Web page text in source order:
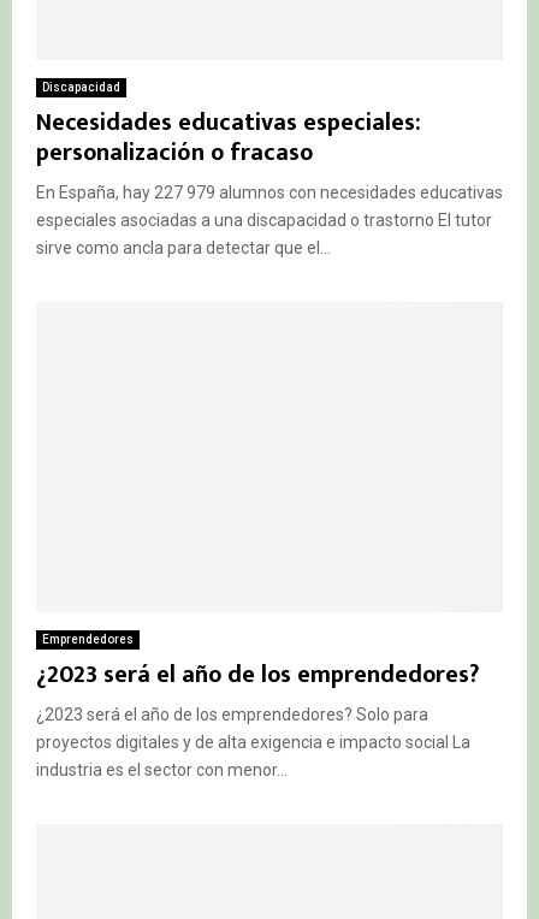
Discapacidad
Necesidades educativas especiales:
personalización o fracaso
En España, hay 227 979 alumnos con necesidades educativas
especiales asociadas a una discapacidad o trastorno El tutor
sirve como ancla para detectar que el...
Emprendedores
¿2023 será el año de los emprendedores?
¿2023 será el año de los emprendedores? Solo para
proyectos digitales y de alta exigencia e impacto social La
industria es el sector con menor...